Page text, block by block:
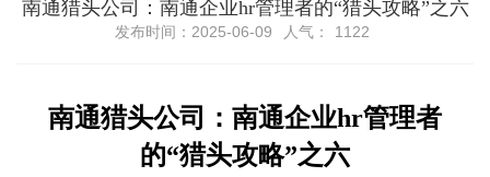
南通猎头公司：南通企业hr管理者的“猎头攻略”之六
发布时间：2025-06-09 人气： 1122
南通猎头公司：南通企业hr管理者
的“猎头攻略”之六